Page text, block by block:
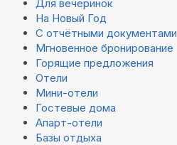
Для вечеринок
На Новый Год
С отчётными документами
Мгновенное бронирование
Горящие предложения
Отели
Мини-отели
Гостевые дома
Апарт-отели
Базы отдыха